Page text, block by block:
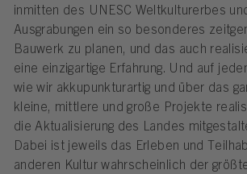
inmitten des UNESC Weltkulturerbes
Ausgrabungen ein so besonderes
Bauwerk zu planen, und das auch
eine einzigartige Erfahrung. Und auf
wie wir akkupunkturartig und über das
kleine, mittlere und große Projekte
die Aktualisierung des Landes
Dabei ist jeweils das Erleben und
anderen Kultur wahrscheinlich der